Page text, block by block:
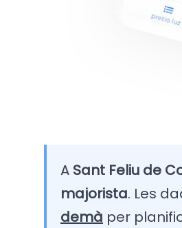
A Sant Feliu de
majorista. Les
demà per